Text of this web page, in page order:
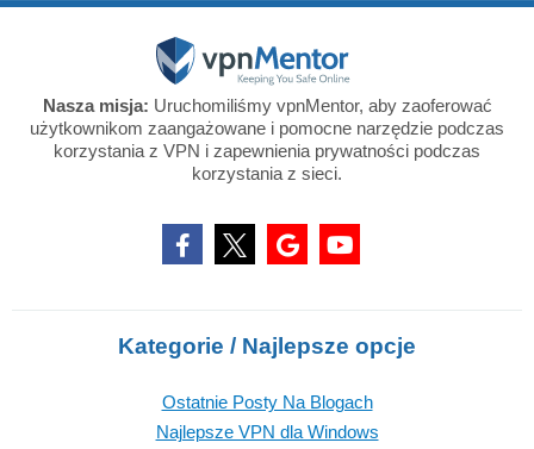
Nasza misja: Uruchomiliśmy vpnMentor, aby zaoferować
użytkownikom zaangażowane i pomocne narzędzie podczas
korzystania z VPN i zapewnienia prywatności podczas
korzystania z sieci.
Kategorie / Najlepsze opcje
Ostatnie Posty Na Blogach
Najlepsze VPN dla Windows